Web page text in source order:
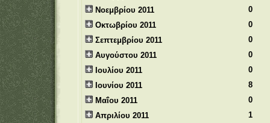
Νοεμβρίου 2011
0
Οκτωβρίου 2011
0
Σεπτεμβρίου 2011
0
Αυγούστου 2011
0
Ιουλίου 2011
0
Ιουνίου 2011
8
Μαΐου 2011
0
Απριλίου 2011
1